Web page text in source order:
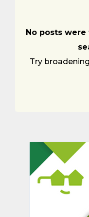
No posts
Try